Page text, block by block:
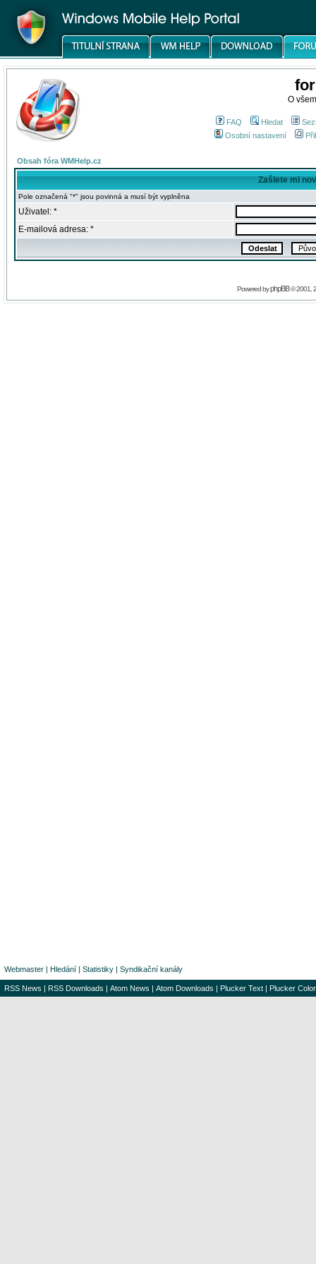
O
FAQ Hledat
Osobní nastavení
Obsah fóra WMHelp.cz
Zašlete mi
Pole označená "*" jsou povinná a musí být vyplněna
Uživatel: *
E-mailová adresa: *
Powered byphpBB© 2001,
Webmaster | Hledání | Statistiky | Syndikační kanály
RSS News | RSS Downloads | Atom News | Atom Downloads | Plucker Text | Plucker Color